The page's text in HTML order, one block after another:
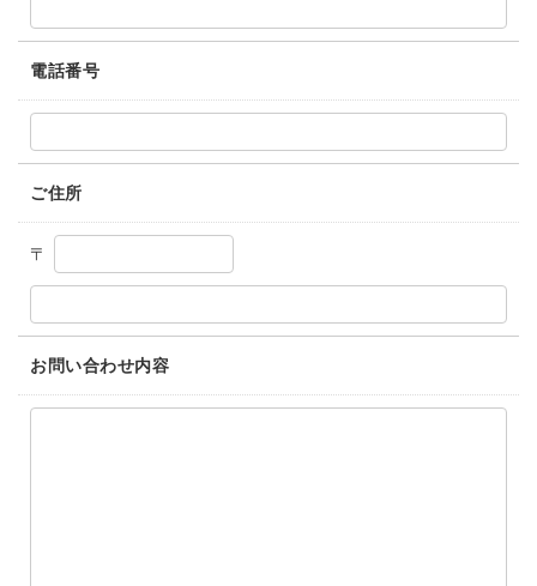
電話番号
ご住所
〒
お問い合わせ内容